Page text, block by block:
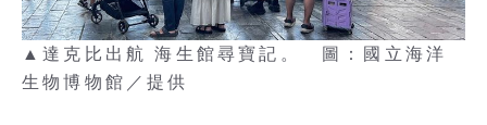
▲達克比出航 海生館尋寶記。 圖：國立海洋
生物博物館／提供